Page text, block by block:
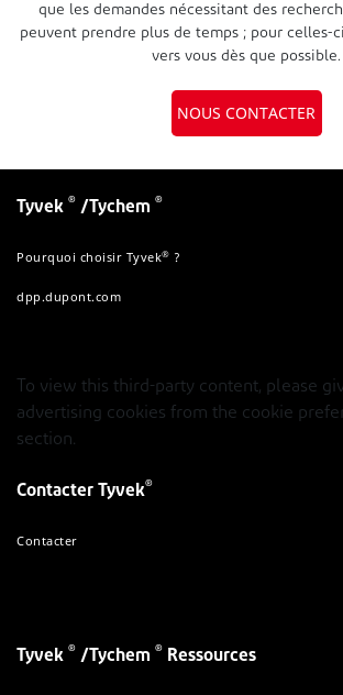
que les demandes nécessitant des
peuvent prendre plus de temps ; pour celles-
vers vous dès que possible.
NOUS CONTACTER
Tyvek ® /Tychem ®
Pourquoi choisir Tyvek® ?
dpp.dupont.com
To view this third-party content, please
advertising cookies from the cookie
section.
Contacter Tyvek®
Contacter
Tyvek ® /Tychem ® Ressources